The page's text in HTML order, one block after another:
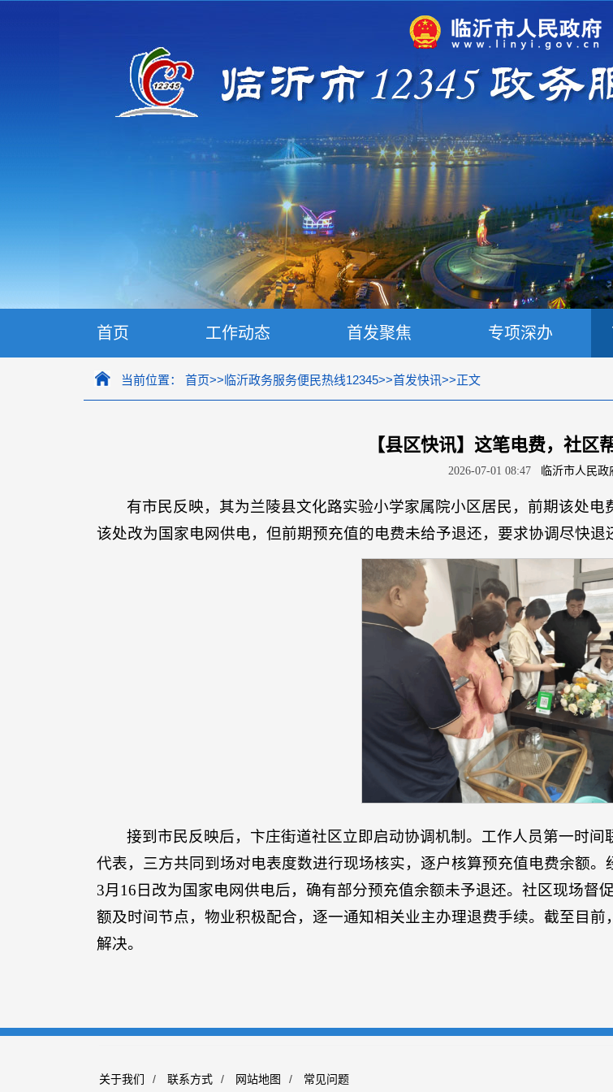
首页 工作动态 首发聚焦 专项深办
当前位置： 首页>>临沂政务服务便民热线12345>>首发快讯>>正文
【县区快讯】这笔电费，社区
2026-07-01 08:47 临沂市人民政
有市民反映，其为兰陵县文化路实验小学家属院小区居民，前期该处电
该处改为国家电网供电，但前期预充值的电费未给予退还，要求协调尽快退
接到市民反映后，卞庄街道社区立即启动协调机制。工作人员第一时
代表，三方共同到场对电表度数进行现场核实，逐户核算预充值电费余额
3月16日改为国家电网供电后，确有部分预充值余额未予退还。社区现场督
额及时间节点，物业积极配合，逐一通知相关业主办理退费手续。截至目
解决。
关于我们 / 联系方式 / 网站地图 / 常见问题